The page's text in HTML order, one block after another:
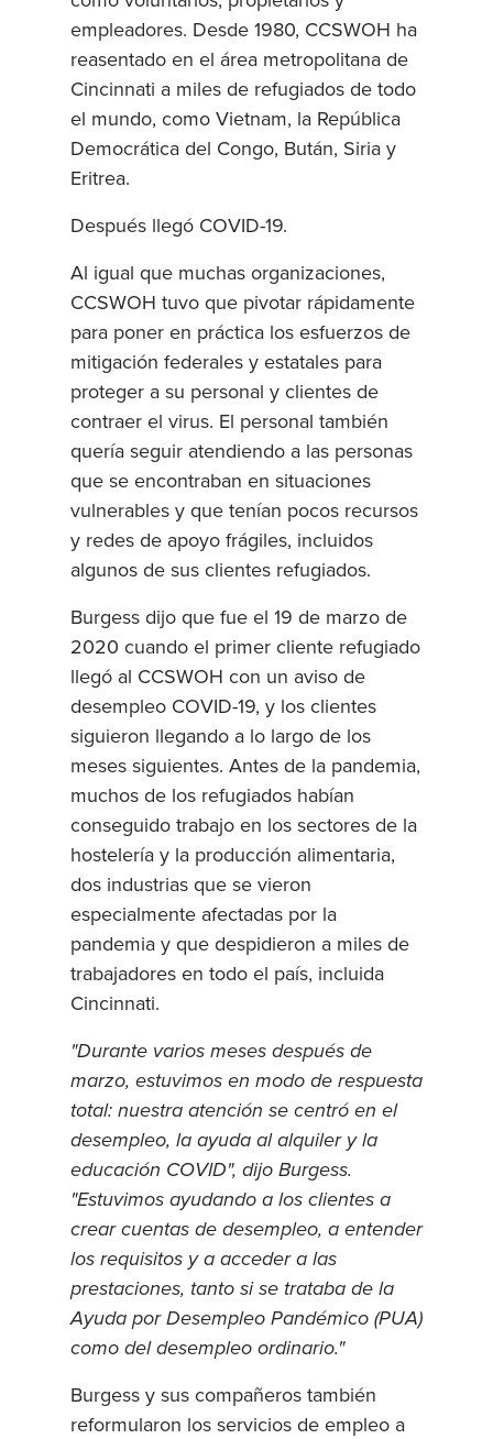
empleadores. Desde 1980, CCSWOH ha
reasentado en el área metropolitana de
Cincinnati a miles de refugiados de todo
el mundo, como Vietnam, la República
Democrática del Congo, Bután, Siria y
Eritrea.
Después llegó COVID-19.
Al igual que muchas organizaciones,
CCSWOH tuvo que pivotar rápidamente
para poner en práctica los esfuerzos de
mitigación federales y estatales para
proteger a su personal y clientes de
contraer el virus. El personal también
quería seguir atendiendo a las personas
que se encontraban en situaciones
vulnerables y que tenían pocos recursos
y redes de apoyo frágiles, incluidos
algunos de sus clientes refugiados.
Burgess dijo que fue el 19 de marzo de
2020 cuando el primer cliente refugiado
llegó al CCSWOH con un aviso de
desempleo COVID-19, y los clientes
siguieron llegando a lo largo de los
meses siguientes. Antes de la pandemia,
muchos de los refugiados habían
conseguido trabajo en los sectores de la
hostelería y la producción alimentaria,
dos industrias que se vieron
especialmente afectadas por la
pandemia y que despidieron a miles de
trabajadores en todo el país, incluida
Cincinnati.
"Durante varios meses después de
marzo, estuvimos en modo de respuesta
total: nuestra atención se centró en el
desempleo, la ayuda al alquiler y la
educación COVID", dijo Burgess.
"Estuvimos ayudando a los clientes a
crear cuentas de desempleo, a entender
los requisitos y a acceder a las
prestaciones, tanto si se trataba de la
Ayuda por Desempleo Pandémico (PUA)
como del desempleo ordinario."
Burgess y sus compañeros también
reformularon los servicios de empleo a